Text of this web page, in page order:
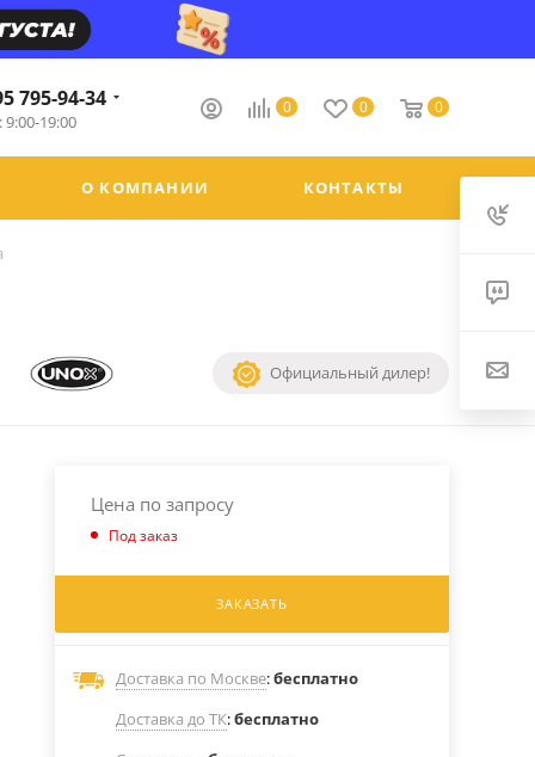
0 0 0
795-94-34
19:00
О КОМПАНИИ КОНТАКТЫ
Официальный дилер!
Цена по запросу
Под заказ
ЗАКАЗАТЬ
Доставка по Москве:бесплатно
Доставка до ТК:бесплатно